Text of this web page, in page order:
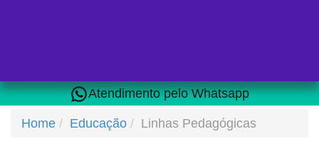
Atendimento pelo Whatsapp
Home Educação Linhas Pedagógicas